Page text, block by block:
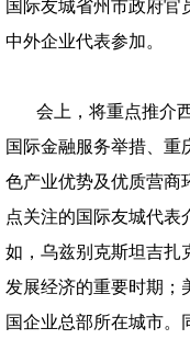
国际友城省州市政府官
中外企业代表参加。
会上，将重点推介
国际金融服务举措、重
色产业优势及优质营商
点关注的国际友城代表
如，乌兹别克斯坦吉扎
发展经济的重要时期；
国企业总部所在城市